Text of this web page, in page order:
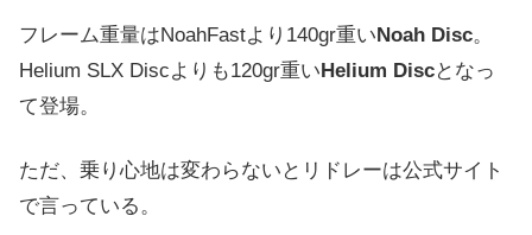
フレーム重量はNoahFastより140gr重いNoah Disc。
Helium SLX Discよりも120gr重いHelium Discとなっ
て登場。
ただ、乗り心地は変わらないとリドレーは公式サイト
で言っている。